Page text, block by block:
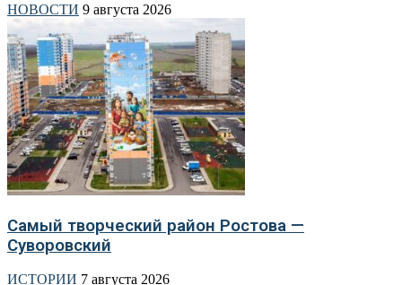
НОВОСТИ 9 августа 2026
Самый творческий район Ростова —
Суворовский
ИСТОРИИ 7 августа 2026